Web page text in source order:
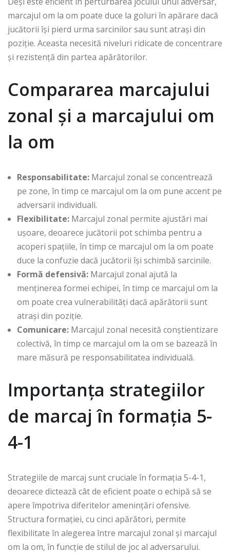
marcajul om la om poate duce la goluri în apărare dacă
jucătorii își pierd urma sarcinilor sau sunt atrași din
poziție. Aceasta necesită niveluri ridicate de concentrare
și rezistență din partea apărătorilor.
Compararea marcajului
zonal și a marcajului om
la om
Responsabilitate: Marcajul zonal se concentrează
pe zone, în timp ce marcajul om la om pune accent pe
adversarii individuali.
Flexibilitate: Marcajul zonal permite ajustări mai
ușoare, deoarece jucătorii pot schimba pentru a
acoperi spațiile, în timp ce marcajul om la om poate
duce la confuzie dacă jucătorii își schimbă sarcinile.
Formă defensivă: Marcajul zonal ajută la
menținerea formei echipei, în timp ce marcajul om la
om poate crea vulnerabilități dacă apărătorii sunt
atrași din poziție.
Comunicare: Marcajul zonal necesită conștientizare
colectivă, în timp ce marcajul om la om se bazează în
mare măsură pe responsabilitatea individuală.
Importanța strategiilor
de marcaj în formația 5-
4-1
Strategiile de marcaj sunt cruciale în formația 5-4-1,
deoarece dictează cât de eficient poate o echipă să se
apere împotriva diferitelor amenințări ofensive.
Structura formației, cu cinci apărători, permite
flexibilitate în alegerea între marcajul zonal și marcajul
om la om, în funcție de stilul de joc al adversarului.